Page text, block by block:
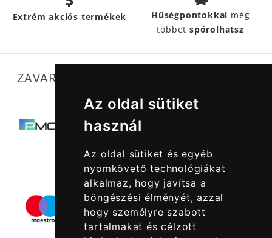
Az oldal sütiket
használ
Az oldal sütiket és egyéb
nyomkövető technológiákat
alkalmaz, hogy javítsa a
böngészési élményét, azzal
hogy személyre szabott
tartalmakat és célzott
Extrém akciós termékek Hűségpontokkal még
többetspórolhatsz
ZAVARTALAN MŰKÖDÉSÜNKET SEGÍTIK